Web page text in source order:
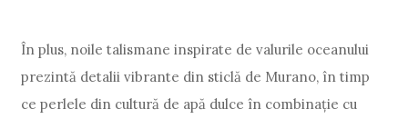
În plus, noile talismane inspirate de valurile oceanului
prezintă detalii vibrante din sticlă de Murano, în timp
ce perlele din cultură de apă dulce în combinație cu